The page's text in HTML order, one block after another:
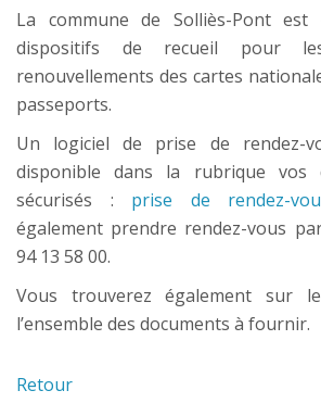
La commune de Solliès-Pont est
dispositifs de recueil pour
renouvellements des cartes
passeports.
Un logiciel de prise de rendez-
disponible dans la rubrique vos
sécurisés : prise de rendez-
également prendre rendez-vous
94 13 58 00.
Vous trouverez également sur
l’ensemble des documents à fournir.
Retour